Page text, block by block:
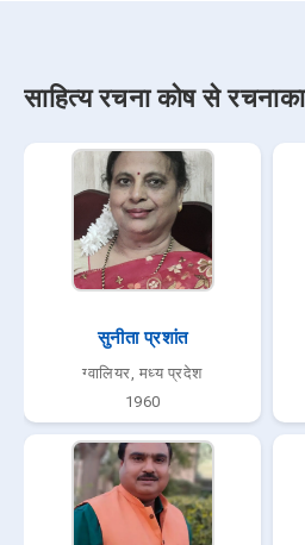
साहित्य रचना कोष से
सुनीता प्रशांत
ग्वालियर, मध्य प्रदेश
1960